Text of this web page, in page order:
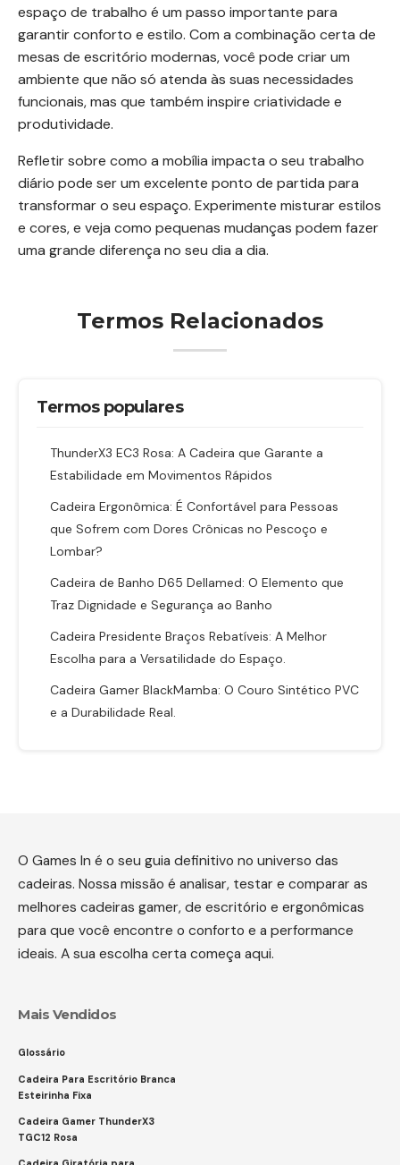
espaço de trabalho é um passo importante para
garantir conforto e estilo. Com a combinação certa de
mesas de escritório modernas, você pode criar um
ambiente que não só atenda às suas necessidades
funcionais, mas que também inspire criatividade e
produtividade.
Refletir sobre como a mobília impacta o seu trabalho
diário pode ser um excelente ponto de partida para
transformar o seu espaço. Experimente misturar estilos
e cores, e veja como pequenas mudanças podem fazer
uma grande diferença no seu dia a dia.
Termos Relacionados
Termos populares
ThunderX3 EC3 Rosa: A Cadeira que Garante a
Estabilidade em Movimentos Rápidos
Cadeira Ergonômica: É Confortável para Pessoas
que Sofrem com Dores Crônicas no Pescoço e
Lombar?
Cadeira de Banho D65 Dellamed: O Elemento que
Traz Dignidade e Segurança ao Banho
Cadeira Presidente Braços Rebatíveis: A Melhor
Escolha para a Versatilidade do Espaço.
Cadeira Gamer BlackMamba: O Couro Sintético PVC
e a Durabilidade Real.
O Games In é o seu guia definitivo no universo das
cadeiras. Nossa missão é analisar, testar e comparar as
melhores cadeiras gamer, de escritório e ergonômicas
para que você encontre o conforto e a performance
ideais. A sua escolha certa começa aqui.
Mais Vendidos
Glossário
Cadeira Para Escritório Branca
Esteirinha Fixa
Cadeira Gamer ThunderX3
TGC12 Rosa